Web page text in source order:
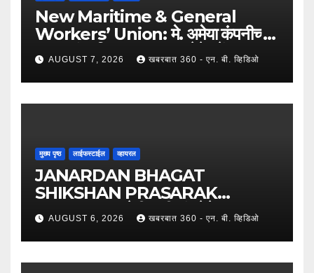
New Maritime & General
Workers’ Union: मे. अमेया कंपनीच्या
कामगारांना दिलासा; कामगार नेते महेंद्र घरत
यांच्या नेतृत्वात ७,२०० रुपयांची ऐतिहासिक
पगारवाढ !
AUGUST 7, 2026 खबरबात 360 - एन. बी. व्हिडिओ
मुख्य पृष्ठ लाईफस्टाईल व्हायरल
JANARDAN BHAGAT
SHIKSHAN PRASARAK
SANSTHA: जेबीएसपी संस्थेचे मुख्य
प्रशासकीय कार्यालय आणि अत्याधुनिक मूट
कोर्टचे थाटात लोकार्पण !
AUGUST 6, 2026 खबरबात 360 - एन. बी. व्हिडिओ